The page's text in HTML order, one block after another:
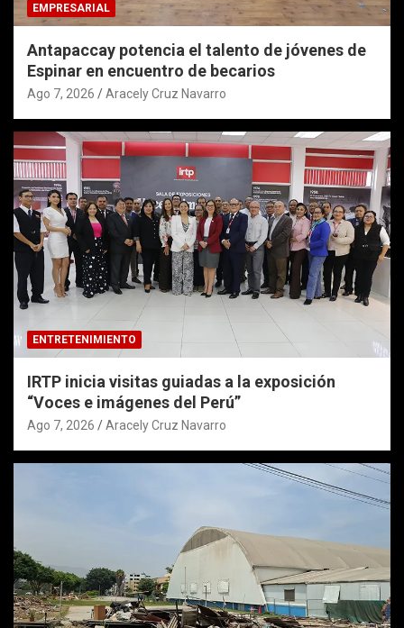
EMPRESARIAL
Antapaccay potencia el talento de jóvenes de
Espinar en encuentro de becarios
Ago 7, 2026 Aracely Cruz Navarro
ENTRETENIMIENTO
IRTP inicia visitas guiadas a la exposición
“Voces e imágenes del Perú”
Ago 7, 2026 Aracely Cruz Navarro